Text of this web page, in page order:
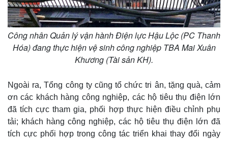
Công nhân Quản lý vận hành Điện lực Hậu Lộc (PC Thanh
Hóa) đang thực hiện vệ sinh công nghiệp TBA Mai Xuân
Khương (Tài sản KH).
Ngoài ra, Tổng công ty cũng tổ chức tri ân, tặng quà, cảm
ơn các khách hàng công nghiệp, các hộ tiêu thụ điện lớn
đã tích cực tham gia, phối hợp thực hiện điều chỉnh phụ
tải; khách hàng công nghiệp, các hộ tiêu thụ điện lớn đã
tích cực phối hợp trong công tác triển khai thay đổi ngày